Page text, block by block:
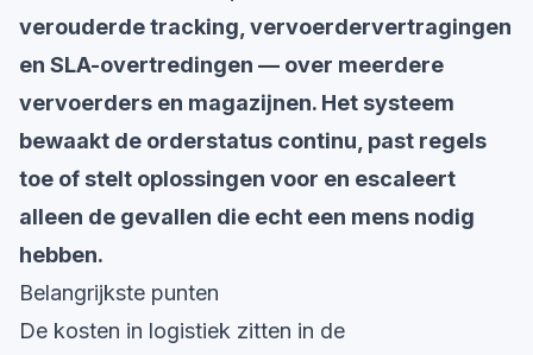
verouderde tracking, vervoerdervertragingen
en SLA-overtredingen — over meerdere
vervoerders en magazijnen. Het systeem
bewaakt de orderstatus continu, past regels
toe of stelt oplossingen voor en escaleert
alleen de gevallen die echt een mens nodig
hebben.
Belangrijkste punten
De kosten in logistiek zitten in de